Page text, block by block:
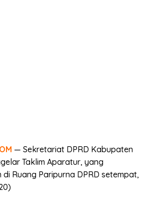
— Sekretariat DPRD Kabupaten
Taklim Aparatur, yang
Ruang Paripurna DPRD setempat,